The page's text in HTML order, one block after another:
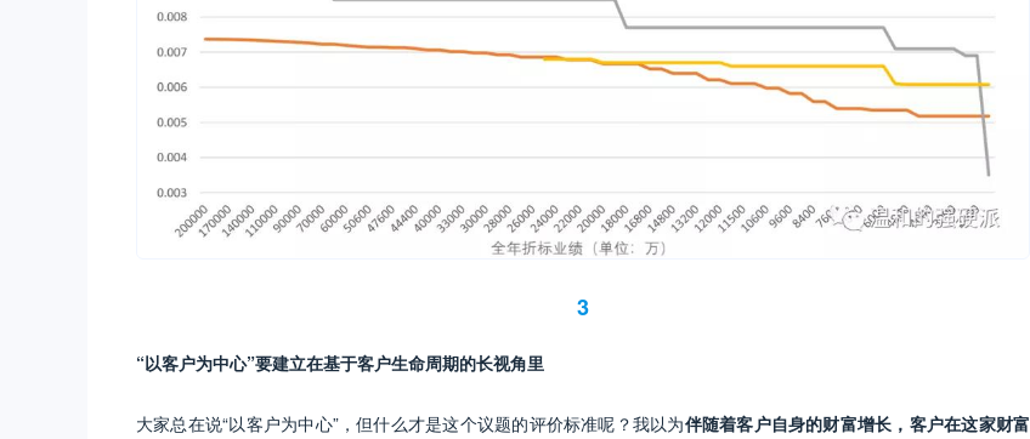
3
“以客户为中心”要建立在基于客户生命周期的长视角里
大家总在说“以客户为中心”，但什么才是这个议题的评价标准呢？我以为伴随着客户自身的财富增长，客户在这家财富